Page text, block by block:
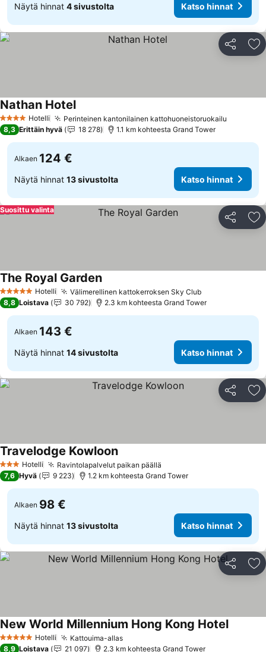
Näytä hinnat 4 sivustolta Katso hinnat
Jaa
4 Tähtiluokitus
Hotelli Perinteinen kantonilainen kattohuoneistoruokailu
Nathan Hotel
8,3 Erittäin hyvä 18 278 1.1 km kohteesta Grand Tower
Alkaen 124 €
Näytä hinnat 13 sivustolta Katso hinnat
Jaa
Suosittu valinta
5 Tähtiluokitus
Hotelli Välimerellinen kattokerroksen Sky Club
The Royal Garden
8,8 Loistava 30 792 2.3 km kohteesta Grand Tower
Alkaen 143 €
Näytä hinnat 14 sivustolta Katso hinnat
Jaa
3 Tähtiluokitus
Hotelli Ravintolapalvelut paikan päällä
Travelodge Kowloon
7,6 Hyvä 9 223 1.2 km kohteesta Grand Tower
Alkaen 98 €
Näytä hinnat 13 sivustolta Katso hinnat
Jaa
5 Tähtiluokitus
Hotelli Kattouima-allas
New World Millennium Hong Kong Hotel
8,9 Loistava 21 097 2.3 km kohteesta Grand Tower